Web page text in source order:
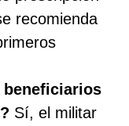
recomienda
beneficiarios
Sí, el militar